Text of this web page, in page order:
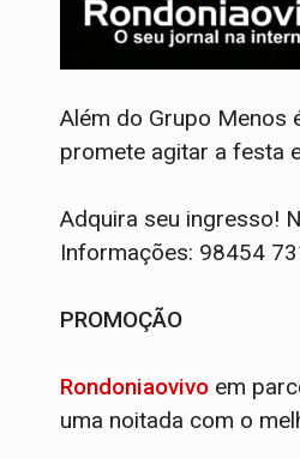
Além do Grupo Menos
promete agitar a festa
Adquira seu ingresso!
Informações: 98454
PROMOÇÃO
Rondoniaovivo em
uma noitada com o